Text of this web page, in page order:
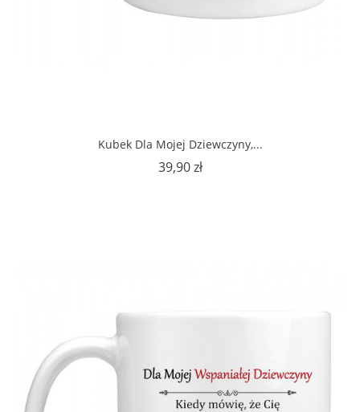
Kubek Dla Mojej Dziewczyny,...
39,90 złCena